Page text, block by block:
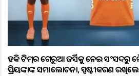
ହକି ଟିମ୍‌ର ଗେରୁଆ ଜର୍ସିକୁ ନେଇ ସଂସଦରୁ
ପ୍ରିୟଙ୍କାଙ୍କ ସମାଲୋଚନା, ସ୍ପଷ୍ଟୀକରଣ ରଖିଲେ